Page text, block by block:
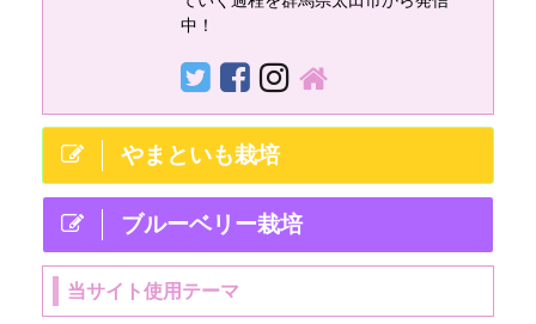
た。 DICプラスチッ
クへ直接問い合わせ
をしてみた 電話口で
は、営業から私に連
絡するように伝えら
れ、待つこと ...
中！
やまといも栽培
ブルーベリー栽培
当サイト使用テーマ